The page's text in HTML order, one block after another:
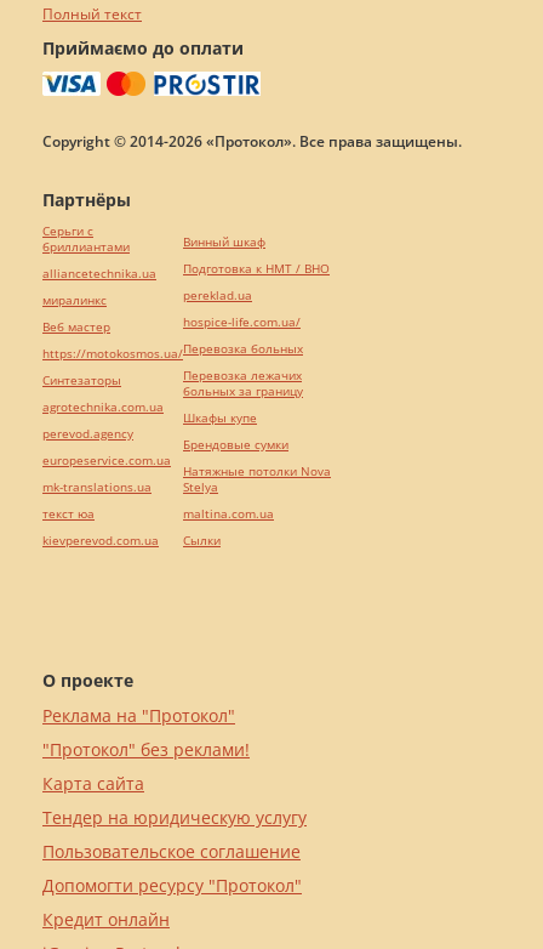
Полный текст
Приймаємо до оплати
Copyright © 2014-2026 «Протокол». Все права защищены.
О проекте
Реклама на "Протокол"
"Протокол" без реклами!
Карта сайта
Тендер на юридическую услугу
Пользовательское соглашение
Допомогти ресурсу "Протокол"
Кредит онлайн
Партнёры
Серьги с
бриллиантами
alliancetechnika.ua
миралинкс
Веб мастер
https://motokosmos.ua/
Синтезаторы
agrotechnika.com.ua
perevod.agency
europeservice.com.ua
mk-translations.ua
текст юа
kievperevod.com.ua
Винный шкаф
Подготовка к НМТ / ВНО
pereklad.ua
hospice-life.com.ua/
Перевозка больных
Перевозка лежачих
больных за границу
Шкафы купе
Брендовые сумки
Натяжные потолки Nova
Stelya
maltina.com.ua
Cылки